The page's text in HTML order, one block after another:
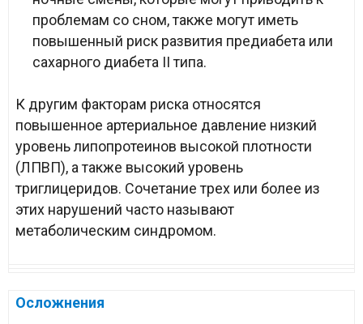
проблемам со сном, также могут иметь
повышенный риск развития предиабета или
сахарного диабета II типа.
К другим факторам риска относятся
повышенное артериальное давление низкий
уровень липопротеинов высокой плотности
(ЛПВП), а также высокий уровень
триглицеридов. Сочетание трех или более из
этих нарушений часто называют
метаболическим синдромом.
Осложнения